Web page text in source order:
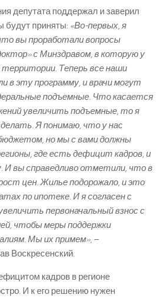
депутата поддержал и заверил
будут приняты: «Во-первых, я
вы проработали вопросы
с Минздравом, в которую у
территории. Теперь все наши
в эту программу, и врачи могут
подъемные. Что касается
увеличить подъемные, то я
Я понимаю, что у нас
но мы с вами должны
где есть дефицит кадров, и
И вы справедливо отметили, что в
цен. Жилье подорожало, и это
по ипотеке. И я согласен с
первоначальный взнос с
чтобы меры поддержки
Мы их примем», –
Воскресенский.
кадров в регионе
И к его решению нужен